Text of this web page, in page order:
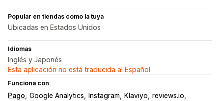
Popular en tiendas como la tuya
Ubicadas en Estados Unidos
Idiomas
Inglés y Japonés
Esta aplicación no está traducida al Español
Funciona con
Pago Google Analytics Instagram Klaviyo reviews.io